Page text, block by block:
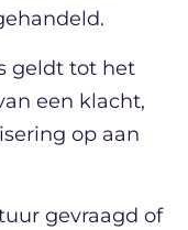
geldt tot het
een klacht,
op aan
gevraagd of